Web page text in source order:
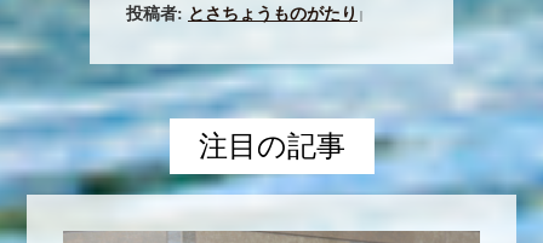
投稿者: とさちょうものがたり
注目の記事